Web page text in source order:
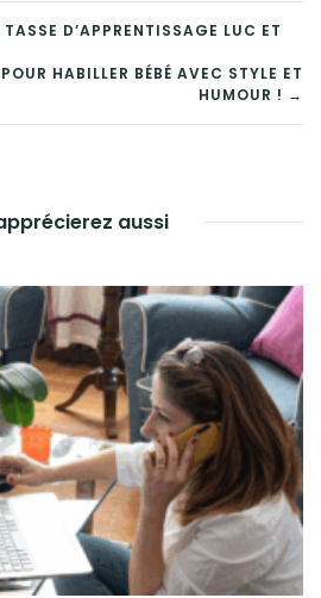
D’APPRENTISSAGE LUC ET
HABILLER BÉBÉ AVEC STYLE ET
HUMOUR ! →
aussi